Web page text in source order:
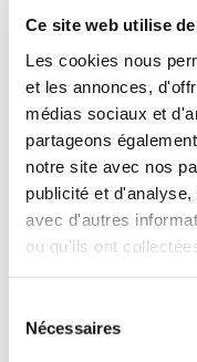
Ce site web utilise
Les cookies nous
et les annonces,
médias sociaux et
partageons
notre site avec nos
publicité et
avec d'autres
ou qu'ils ont
Nécessaires
INCLUS À LA
Killométrage illimité
Assurance tous
Carburant : plein à
Age minimum :20 ans
Années de permis :2
ASSURANCE